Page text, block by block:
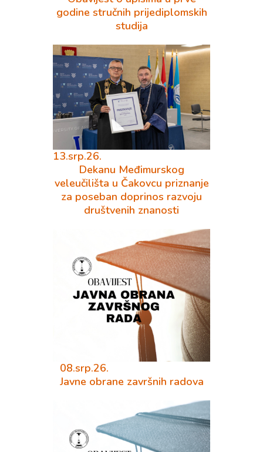
godine stručnih prijediplomskih
studija
13.srp.26.
Dekanu Međimurskog
veleučilišta u Čakovcu priznanje
za poseban doprinos razvoju
društvenih znanosti
08.srp.26.
Javne obrane završnih radova